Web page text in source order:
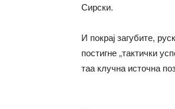
Сирски.
И покрај загубите,
постигне „тактички
таа клучна источна